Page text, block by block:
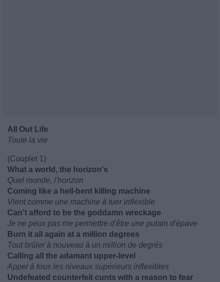
All Out Life
Toute la vie
(Couplet 1)
What a world, the horizon's
Quel monde, l'horizon
Coming like a hell-bent killing machine
Vient comme une machine à tuer inflexible
Can't afford to be the goddamn wreckage
Je ne peux pas me permettre d'être une putain d'épave
Burn it all again at a million degrees
Tout brûler à nouveau à un million de degrés
Calling all the adamant upper-level
Appel à tous les niveaux supérieurs inflexibles
Undefeated counterfeit cunts with a reason to fear